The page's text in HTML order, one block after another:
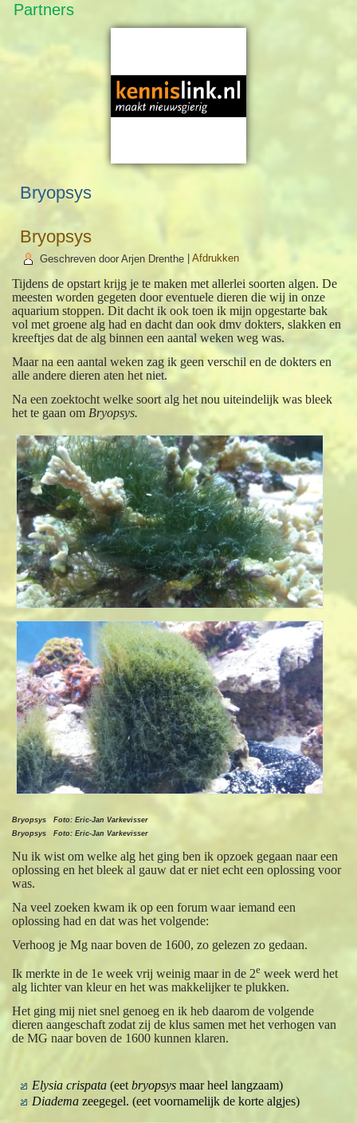
Partners
Bryopsys
Bryopsys
Geschreven door Arjen Drenthe |Afdrukken
Tijdens de opstart krijg je te maken met allerlei soorten algen. De
meesten worden gegeten door eventuele dieren die wij in onze
aquarium stoppen. Dit dacht ik ook toen ik mijn opgestarte bak
vol met groene alg had en dacht dan ook dmv dokters, slakken en
kreeftjes dat de alg binnen een aantal weken weg was.
Maar na een aantal weken zag ik geen verschil en de dokters en
alle andere dieren aten het niet.
Na een zoektocht welke soort alg het nou uiteindelijk was bleek
het te gaan omBryopsys.
Bryopsys Foto: Eric-Jan Varkevisser
Bryopsys Foto: Eric-Jan Varkevisser
Nu ik wist om welke alg het ging ben ik opzoek gegaan naar een
oplossing en het bleek al gauw dat er niet echt een oplossing voor
was.
Na veel zoeken kwam ik op een forum waar iemand een
oplossing had en dat was het volgende:
Verhoog je Mg naar boven de 1600, zo gelezen zo gedaan.
Ik merkte in de 1e week vrij weinig maar in de 2e week werd het
alg lichter van kleur en het was makkelijker te plukken.
Het ging mij niet snel genoeg en ik heb daarom de volgende
dieren aangeschaft zodat zij de klus samen met het verhogen van
de MG naar boven de 1600 kunnen klaren.
Elysia crispata (eetbryopsys maar heel langzaam)
Diadema zeegegel. (eet voornamelijk de korte algjes)